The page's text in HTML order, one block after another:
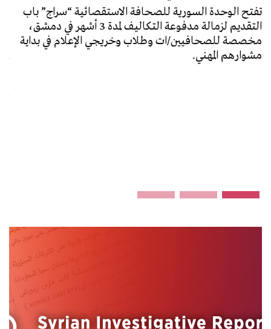
تفتح الوحدة السورية للصحافة الاستقصائية “سراج” باب
التقديم لزمالة مدفوعة التكاليف لمدة 3 أشهر في دمشق،
مخصصة للصحافيين/ات وطلاب وخريجي الإعلام في بداية
مشوارهم المهني.